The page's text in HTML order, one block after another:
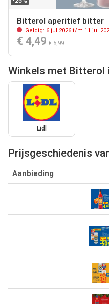
Bitterol aperitief bitter
Geldig: 6 jul 2026 t/m 11 jul
€ 4,49 € 5,99
Winkels met
Lidl
Prijsgeschiedenis
Aanbieding